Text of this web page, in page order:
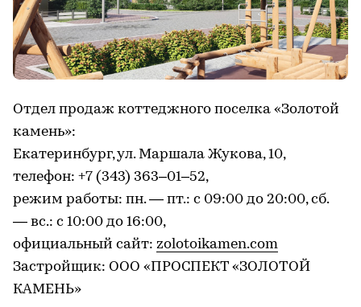
Отдел продаж коттеджного поселка «Золотой
камень»:
Екатеринбург, ул. Маршала Жукова, 10,
телефон: +7 (343) 363–01–52,
режим работы: пн. — пт.: с 09:00 до 20:00, сб.
— вс.: с 10:00 до 16:00,
официальный сайт: zolotoikamen.com
Застройщик: ООО «ПРОСПЕКТ «ЗОЛОТОЙ
КАМЕНЬ»